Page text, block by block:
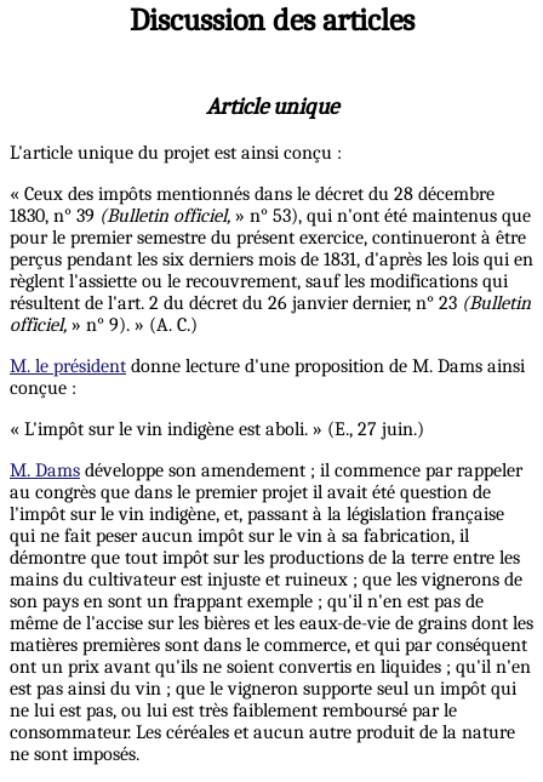
Discussion des articles
Article unique
L'article unique du projet est ainsi conçu :
« Ceux des impôts mentionnés dans le décret du 28 décembre
1830, n° 39 (Bulletin officiel, » n° 53), qui n'ont été maintenus que
pour le premier semestre du présent exercice, continueront à être
perçus pendant les six derniers mois de 1831, d'après les lois qui en
règlent l'assiette ou le recouvrement, saufles modifications qui
résultent de l'art. 2 du décret du 26 janvier dernier, n° 23 (Bulletin
officiel, » n° 9). » (A. C.)
M. le président donne lecture d'une proposition de M. Dams ainsi
conçue :
« L'impôt sur le vin indigène est aboli. » (E., 27 juin.)
M. Dams développe son amendement ; il commence par rappeler
au congrès que dans le premier projet il avait été question de
l'impôt sur le vin indigène, et, passant à la législation française
qui ne fait peser aucun impôt sur le vin à sa fabrication, il
démontre que tout impôt sur les productions de la terre entre les
mains du cultivateur est injuste et ruineux ; que les vignerons de
son pays en sont un frappant exemple ; qu'il n'en est pas de
même de l'accise sur les bières et les eaux-de-vie de grains dont les
matières premières sont dans le commerce, et qui par conséquent
ont un prix avant qu'ils ne soient convertis en liquides ; qu'il n'en
est pas ainsi du vin ; que le vigneron supporte seul un impôt qui
ne lui est pas, ou lui est très faiblement remboursé par le
consommateur. Les céréales et aucun autre produit de la nature
ne sont imposés.